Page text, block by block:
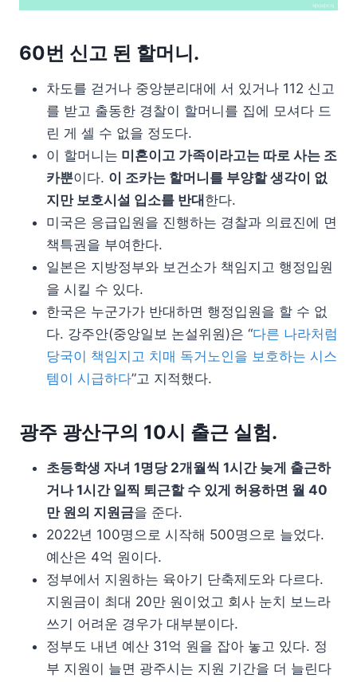
60번 신고 된 할머니.
차도를 걷거나 중앙분리대에 서 있거나 112 신고
를 받고 출동한 경찰이 할머니를 집에 모셔다 드
린 게 셀 수 없을 정도다.
이 할머니는 미혼이고 가족이라고는 따로 사는 조
카뿐이다. 이 조카는 할머니를 부양할 생각이 없
지만 보호시설 입소를 반대 한다.
미국은 응급입원을 진행하는 경찰과 의료진에 면
책특권을 부여한다.
일본은 지방정부와 보건소가 책임지고 행정입원
을 시킬 수 있다.
한국은 누군가가 반대하면 행정입원을 할 수 없
다. 강주안(중앙일보 논설위원)은 “다른 나라처럼
당국이 책임지고 치매 독거노인을 보호하는 시스
템이 시급하다”고 지적했다.
광주 광산구의 10시 출근 실험.
초등학생 자녀 1명당 2개월씩 1시간 늦게 출근하
거나 1시간 일찍 퇴근할 수 있게 허용하면 월 40
만 원의 지원금을 준다.
2022년 100명으로 시작해 500명으로 늘었다.
예산은 4억 원이다.
정부에서 지원하는 육아기 단축제도와 다르다.
지원금이 최대 20만 원이었고 회사 눈치 보느라
쓰기 어려운 경우가 대부분이다.
정부도 내년 예산 31억 원을 잡아 놓고 있다. 정
부 지원이 늘면 광주시는 지원 기간을 더 늘린다